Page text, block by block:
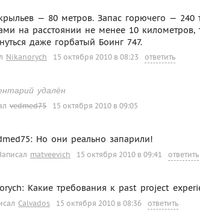
— 80 метров. Запас горючего — 240
на расстоянии не менее 10
даже горбатый Боинг 747.
Nikanorych 15 октября 2010 в 08:23 ответить
удалён
vedmed75 15 октября 2010 в 09:05
Но они реально запарили!
matveevich 15 октября 2010 в 09:41 ответить
Какие требования к past project
Calvados 15 октября 2010 в 08:36 ответить